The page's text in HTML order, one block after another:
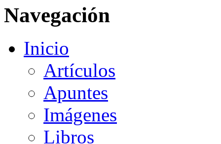
Navegación
Inicio
Artículos
Apuntes
Imágenes
Libros